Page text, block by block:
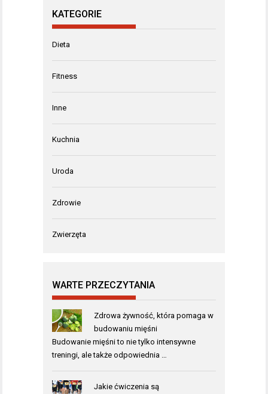
KATEGORIE
Dieta
Fitness
Inne
Kuchnia
Uroda
Zdrowie
Zwierzęta
WARTE PRZECZYTANIA
Zdrowa żywność, która pomaga w
budowaniu mięśni
Budowanie mięśni to nie tylko intensywne
treningi, ale także odpowiednia …
Jakie ćwiczenia są